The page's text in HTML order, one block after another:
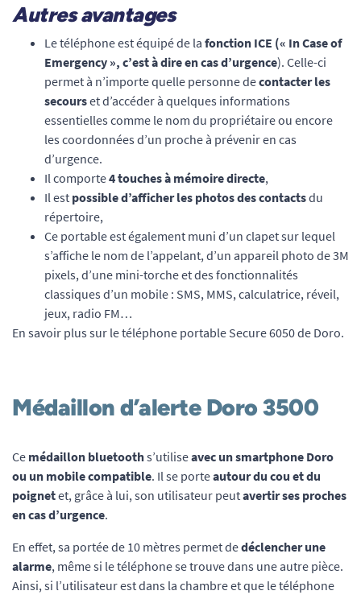
Autres avantages
Le téléphone est équipé de la fonction ICE (« In Case of
Emergency », c’est à dire en cas d’urgence). Celle-ci
permet à n’importe quelle personne decontacter les
secourset d’accéder à quelques informations
essentielles comme le nom du propriétaire ou encore
les coordonnées d’un proche à prévenir en cas
d’urgence.
Il comporte4 touches à mémoire directe,
Il est possible d’afficher les photos des contactsdu
répertoire,
Ce portable est également muni d’un clapet sur lequel
s’affiche le nom de l’appelant, d’un appareil photo de 3M
pixels, d’une mini-torche et des fonctionnalités
classiques d’un mobile : SMS, MMS, calculatrice, réveil,
jeux, radio FM…
En savoir plus sur le téléphone portable Secure 6050 de Doro.
Médaillon d’alerte Doro 3500
Ce médaillon bluetooths’utiliseavec un smartphone Doro
ou un mobile compatible. Il se porteautour du cou et du
poignetet, grâce à lui, son utilisateur peutavertir ses proches
en cas d’urgence.
En effet, sa portée de 10 mètres permet dedéclencher une
alarme, même si le téléphone se trouve dans une autre pièce.
Ainsi, si l’utilisateur est dans la chambre et que le téléphone